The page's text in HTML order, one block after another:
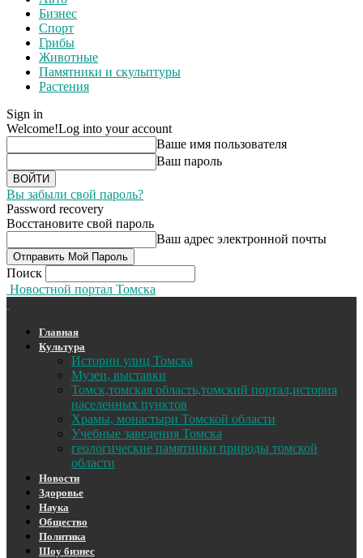
Бизнес
Спорт
Грибы
Животные
Памятники и скульптуры
Растения
Sign in
Welcome!Log into your account
Ваше имя пользователя
Ваш пароль
Вы забыли свой пароль?
Password recovery
Восстановите свой пароль
Ваш адрес электронной почты
Поиск
Новостной портал Томска
Главная
Культура
Истории улиц Томска
Музеи, выставки
Томск,томская область,томский портал,история
населенных пунктов
Храмы, монастыри Томской области
Учебные заведения Томска
геологические памятники природы томской
области
Новости
Здоровье
Наука
Общество
Политика
Шоу бизнес